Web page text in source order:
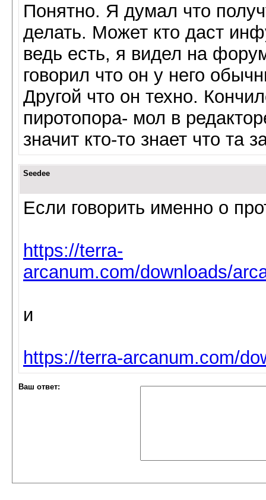
Понятно. Я думал что
делать. Может кто даст
ведь есть, я видел на
говорил что он у него
Другой что он техно.
пиротопора- мол в
значит кто-то знает что та
Seedee
Если говорить именно о
https://terra-
arcanum.com/downloads/
и
https://terra-arcanum.com/
Ваш ответ: